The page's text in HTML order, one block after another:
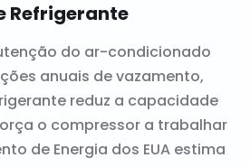
Refrigerante
do ar-condicionado
anuais de vazamento,
reduz a capacidade
o compressor a trabalhar
de Energia dos EUA estima